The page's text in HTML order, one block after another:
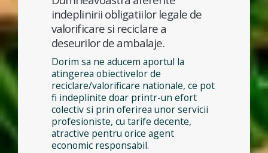
indeplinirii obligatiilor legale de
valorificare si reciclare a
deseurilor de ambalaje.
Dorim sa ne aducem aportul la
atingerea obiectivelor de
reciclare/valorificare nationale, ce pot
fi indeplinite doar printr-un efort
colectiv si prin oferirea unor servicii
profesioniste, cu tarife decente,
atractive pentru orice agent
economic responsabil.